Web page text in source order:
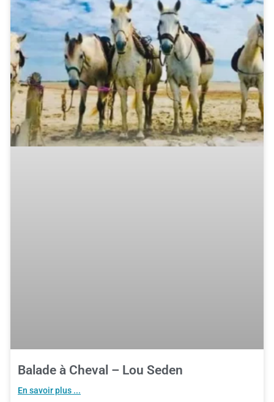
Balade à Cheval – Lou Seden
En savoir plus ...